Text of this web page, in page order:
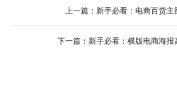
要风格匹配）。在美图设计室中，你
场景），这些素材已经过筛选，适配
上一篇： 新手必看：电商百货主
下一篇： 新手必看：横版电商海